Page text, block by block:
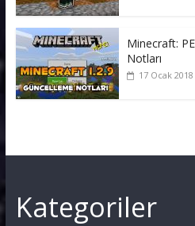
Minecraft:
Notları
17 Ocak 2018
Kategoriler